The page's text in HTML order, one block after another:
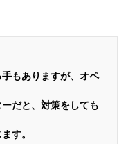
もありますが、オペ
だと、対策をしても
す。